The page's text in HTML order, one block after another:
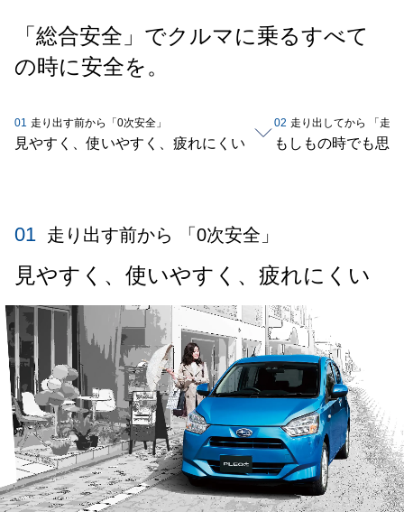
「総合安全」でクルマに乗るすべて
の時に安全を。
01 走り出す前から「0次安全」
見やすく、使いやすく、疲れにくい
02 走り出してから 「走行
もしもの時でも思
01 走り出す前から 「0次安全」
見やすく、使いやすく、疲れにくい